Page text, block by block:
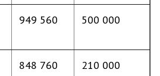
949 560 500 000
848 760 210 000